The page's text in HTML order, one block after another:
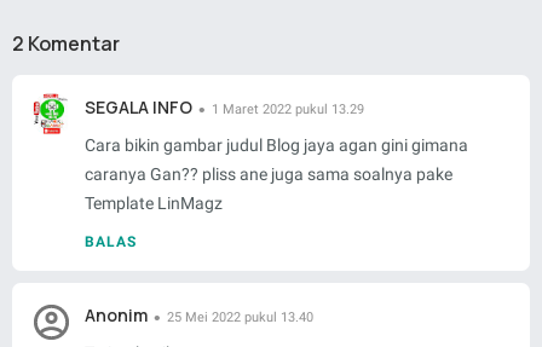
2 Komentar
SEGALA INFO 1 Maret 2022 pukul 13.29
Cara bikin gambar judul Blog jaya agan gini gimana
caranya Gan?? pliss ane juga sama soalnya pake
Template LinMagz
BALAS
Anonim 25 Mei 2022 pukul 13.40